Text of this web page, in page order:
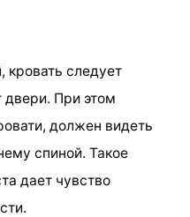
кровать следует
двери. При этом
должен видеть
спиной. Такое
дает чувство